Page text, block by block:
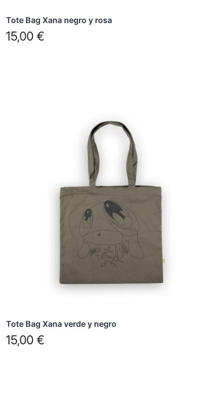
Tote Bag Xana negro y rosa
15,00 €
Tote Bag Xana verde y negro
15,00 €